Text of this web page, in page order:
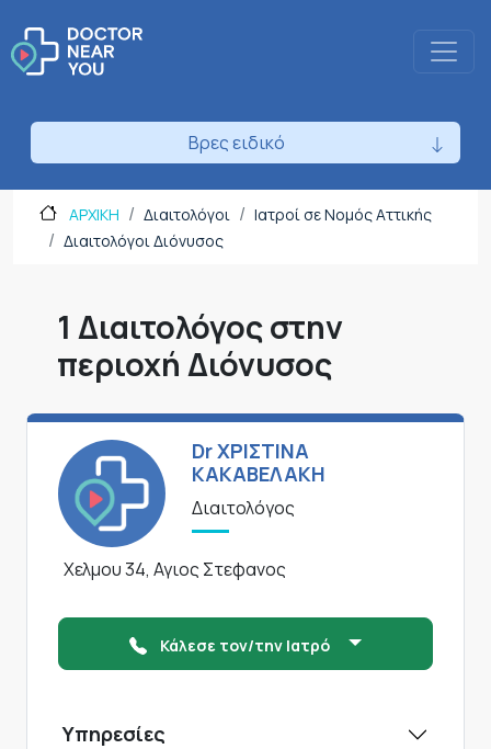
Βρες ειδικό
ΑΡΧΙΚΗ Διαιτολόγοι
Ιατροί σε Νομός Αττικής
Διαιτολόγοι Διόνυσος
1 Διαιτολόγος στην
περιοχή Διόνυσος
Dr ΧΡΙΣΤΙΝΑ
ΚΑΚΑΒΕΛΑΚΗ
Διαιτολόγος
Χελμου 34, Αγιος Στεφανος
Κάλεσε τον/την Ιατρό
Υπηρεσίες